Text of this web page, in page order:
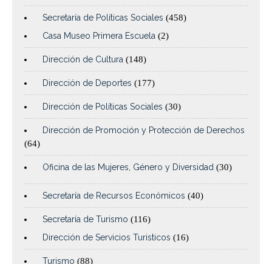
Secretaría de Políticas Sociales (458)
Casa Museo Primera Escuela (2)
Dirección de Cultura (148)
Dirección de Deportes (177)
Dirección de Políticas Sociales (30)
Dirección de Promoción y Protección de Derechos
(64)
Oficina de las Mujeres, Género y Diversidad (30)
Secretaría de Recursos Económicos (40)
Secretaría de Turismo (116)
Dirección de Servicios Turisticos (16)
Turismo (88)